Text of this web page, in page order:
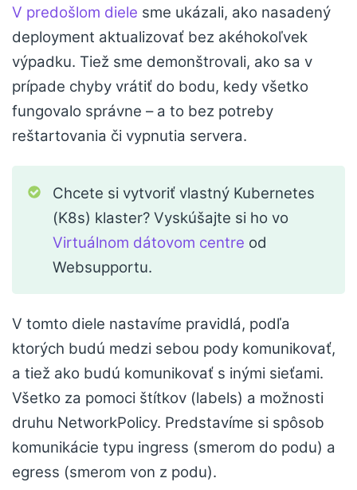
V predošlom diele sme ukázali, ako nasadený
deployment aktualizovať bez akéhokoľvek
výpadku. Tiež sme demonštrovali, ako sa v
prípade chyby vrátiť do bodu, kedy všetko
fungovalo správne – a to bez potreby
reštartovania či vypnutia servera.
Chcete si vytvoriť vlastný Kubernetes
(K8s) klaster? Vyskúšajte si ho vo
Virtuálnom dátovom centre od
Websupportu.
V tomto diele nastavíme pravidlá, podľa
ktorých budú medzi sebou pody komunikovať,
a tiež ako budú komunikovať s inými sieťami.
Všetko za pomoci štítkov (labels) a možnosti
druhu NetworkPolicy. Predstavíme si spôsob
komunikácie typu ingress (smerom do podu) a
egress (smerom von z podu).